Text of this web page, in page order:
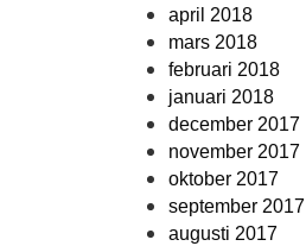
april 2018
mars 2018
februari 2018
januari 2018
december 2017
november 2017
oktober 2017
september 2017
augusti 2017